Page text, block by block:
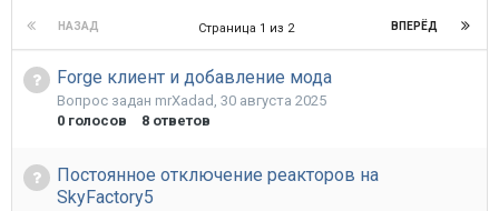
НАЗАД ВПЕРЁД
Страница 1 из 2
Forge клиент и добавление мода
Вопрос задан mrXadad 30 августа 2025
0 голосов 8 ответов
Постоянное отключение реакторов на
SkyFactory5